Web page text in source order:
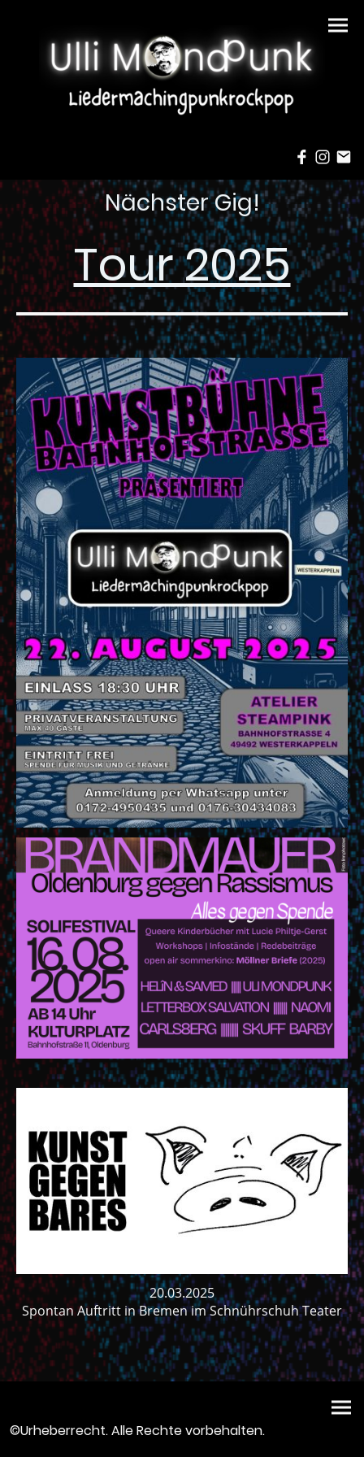
Nächster Gig!
Tour 2025
20.03.2025
Spontan Auftritt in Bremen im Schnührschuh Teater
©Urheberrecht. Alle Rechte vorbehalten.